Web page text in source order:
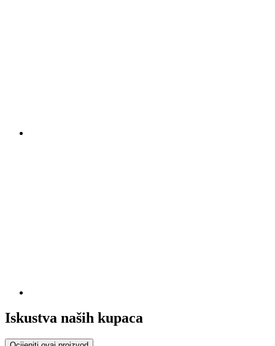
Iskustva naših kupaca